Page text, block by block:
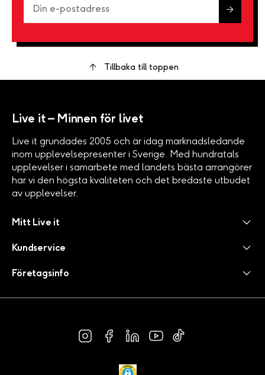
Tillbaka till toppen
Live it – Minnen för livet
Live it grundades 2005 och är idag marknadsledande
inom upplevelsepresenter i Sverige. Med hundratals
upplevelser i samarbete med landets bästa arrangörer
har vi den högsta kvaliteten och det bredaste utbudet
av upplevelser.
Mitt Live it
Kundservice
Företagsinfo